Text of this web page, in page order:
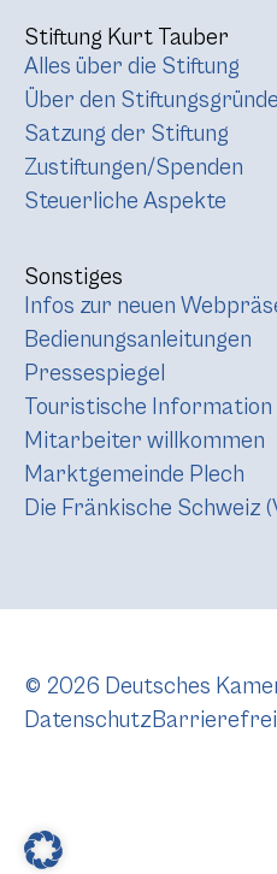
Stiftung Kurt Tauber
Alles über die Stiftung
Über den
Satzung der Stiftung
Zustiftungen/Spenden
Steuerliche Aspekte
Sonstiges
Infos zur neuen
Bedienungsanleitungen
Pressespiegel
Touristische Information
Mitarbeiter willkommen
Marktgemeinde Plech
Die Fränkische Schweiz
© 2026 Deutsches
Datenschutz